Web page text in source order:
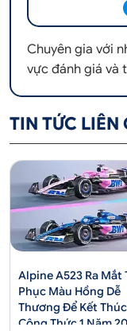
Chuyên gia với
vực đánh giá và
TIN TỨC LIÊN
Alpine A523 Ra Mắt
Phục Màu Hồng Dễ
Thương Để Kết
Công Thức 1 Năm